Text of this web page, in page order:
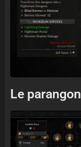
Le parangon